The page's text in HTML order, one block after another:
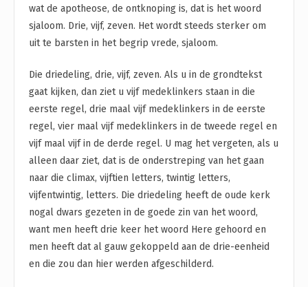
wat de apotheose, de ontknoping is, dat is het woord
sjaloom. Drie, vijf, zeven. Het wordt steeds sterker om
uit te barsten in het begrip vrede, sjaloom.
Die driedeling, drie, vijf, zeven. Als u in de grondtekst
gaat kijken, dan ziet u vijf medeklinkers staan in die
eerste regel, drie maal vijf medeklinkers in de eerste
regel, vier maal vijf medeklinkers in de tweede regel en
vijf maal vijf in de derde regel. U mag het vergeten, als u
alleen daar ziet, dat is de onderstreping van het gaan
naar die climax, vijftien letters, twintig letters,
vijfentwintig, letters. Die driedeling heeft de oude kerk
nogal dwars gezeten in de goede zin van het woord,
want men heeft drie keer het woord Here gehoord en
men heeft dat al gauw gekoppeld aan de drie-eenheid
en die zou dan hier werden afgeschilderd.